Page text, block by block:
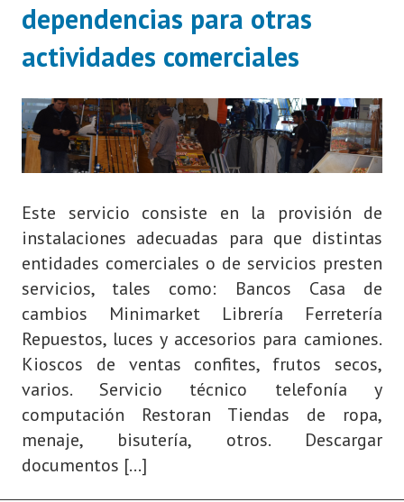
dependencias para otras
actividades comerciales
Este servicio consiste en la provisión de
instalaciones adecuadas para que distintas
entidades comerciales o de servicios presten
servicios, tales como: Bancos Casa de
cambios Minimarket Librería Ferretería
Repuestos, luces y accesorios para camiones.
Kioscos de ventas confites, frutos secos,
varios. Servicio técnico telefonía y
computación Restoran Tiendas de ropa,
menaje, bisutería, otros. Descargar
documentos […]